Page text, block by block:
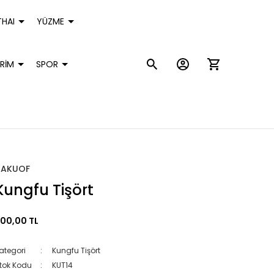
YÜZME
SPOR
Tişört
TL
Kungfu Tişört
Kodu
KUT14